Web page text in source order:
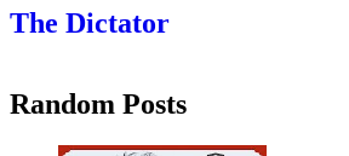
The Dictator
Random Posts